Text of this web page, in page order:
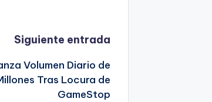
Siguiente entrada
Volumen Diario de
Tras Locura de
GameStop